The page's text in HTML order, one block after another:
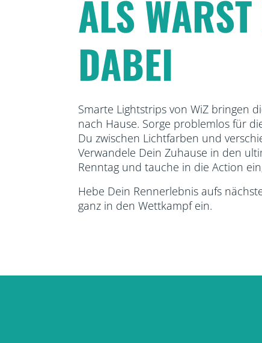
ALS
DABEI
Smarte Lightstrips von WiZ bringen
nach Hause. Sorge problemlos für
Du zwischen Lichtfarben und
Verwandele Dein Zuhause in den
Renntag und tauche in die Action
Hebe Dein Rennerlebnis aufs
ganz in den Wettkampf ein.